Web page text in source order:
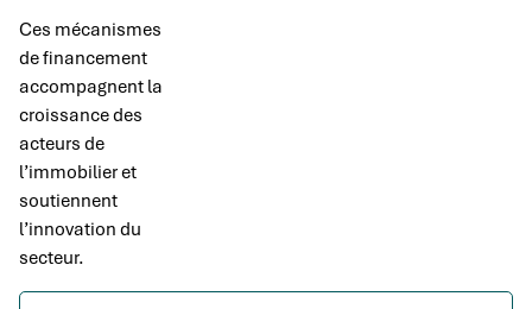
Ces mécanismes
de financement
accompagnent la
croissance des
acteurs de
l’immobilier et
soutiennent
l’innovation du
secteur.